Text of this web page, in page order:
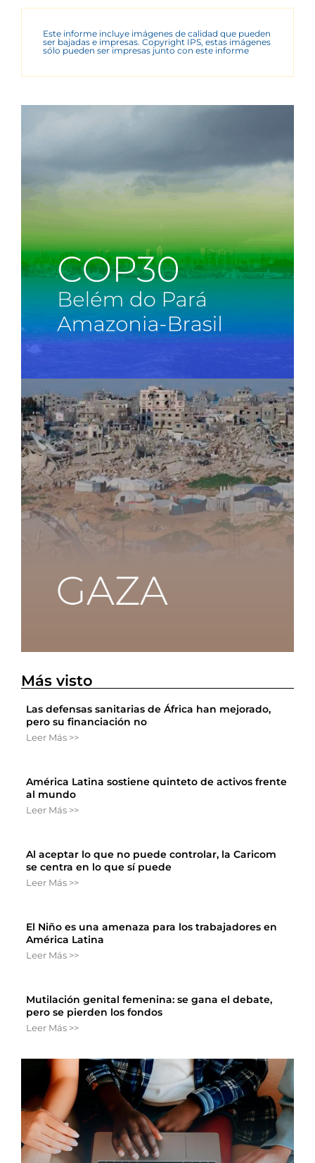
Este informe incluye imágenes de calidad que pueden
ser bajadas e impresas. Copyright IPS, estas imágenes
sólo pueden ser impresas junto con este informe
Más visto
Las defensas sanitarias de África han mejorado,
pero su financiación no
Leer Más >>
América Latina sostiene quinteto de activos frente
al mundo
Leer Más >>
Al aceptar lo que no puede controlar, la Caricom
se centra en lo que sí puede
Leer Más >>
El Niño es una amenaza para los trabajadores en
América Latina
Leer Más >>
Mutilación genital femenina: se gana el debate,
pero se pierden los fondos
Leer Más >>